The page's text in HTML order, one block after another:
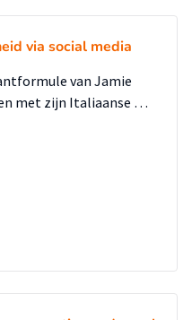
via social media
van Jamie
met zijn Italiaanse …